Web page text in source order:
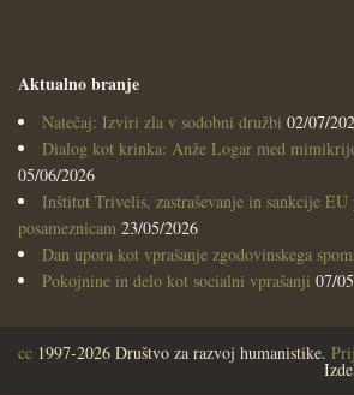
Aktualno branje
Natečaj: Izviri zla v sodobni družbi 02/07/
Dialog kot krinka: Anže Logar med
05/06/2026
Inštitut Trivelis, zastraševanje in sankcije
posameznicam 23/05/2026
Dan upora kot vprašanje zgodovinskega
Pokojnine in delo kot socialni vprašanji 07/
cc 1997-2026 Društvo za razvoj humanistike.